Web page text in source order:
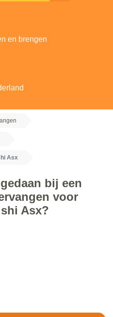
en brengen
Asx
bij een
voor
Asx?